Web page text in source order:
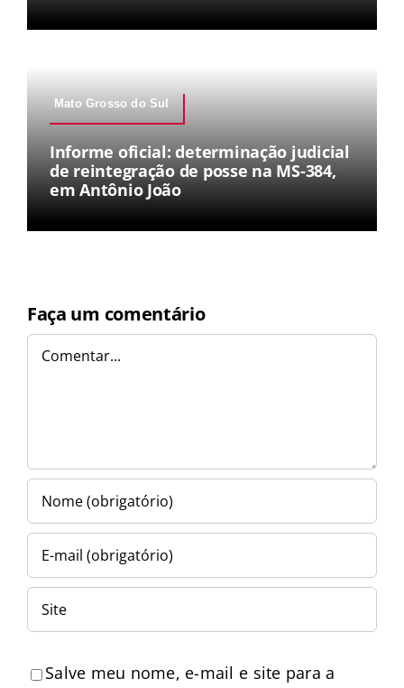
Mato Grosso do Sul
Informe oficial: determinação judicial
de reintegração de posse na MS-384,
em Antônio João
Faça um comentário
Comentar
Salve meu nome, e-mail e site para a